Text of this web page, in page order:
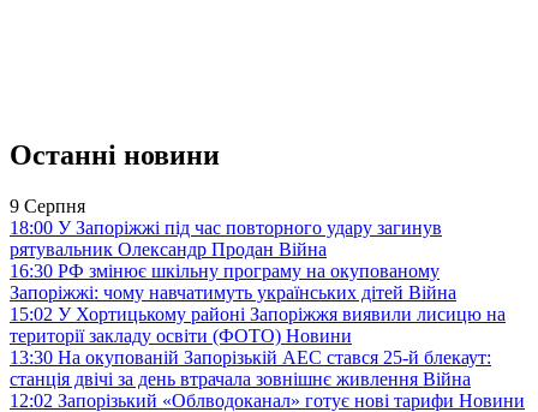
Останні новини
9 Серпня
18:00 У Запоріжжі під час повторного удару загинув
рятувальник Олександр Продан Війна
16:30 РФ змінює шкільну програму на окупованому
Запоріжжі: чому навчатимуть українських дітей Війна
15:02 У Хортицькому районі Запоріжжя виявили лисицю на
території закладу освіти (ФОТО) Новини
13:30 На окупованій Запорізькій АЕС стався 25-й блекаут:
станція двічі за день втрачала зовнішнє живлення Війна
12:02 Запорізький «Облводоканал» готує нові тарифи Новини